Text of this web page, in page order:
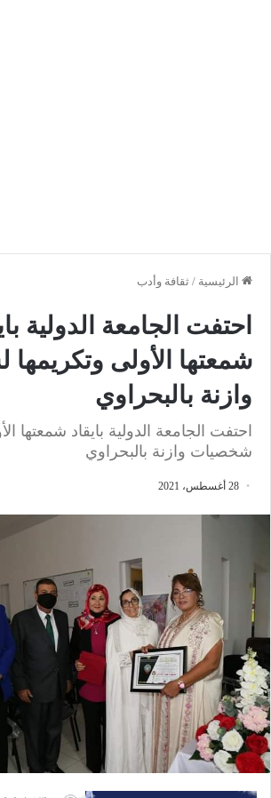
الرئيسية / ثقافة وأدب
احتفت الجامعة الدولية
شمعتها الأولى
وازنة بالبحراوي
احتفت الجامعة الدولية بايقاد شمعتها
شخصيات وازنة بالبحراوي
28 أغسطس، 2021